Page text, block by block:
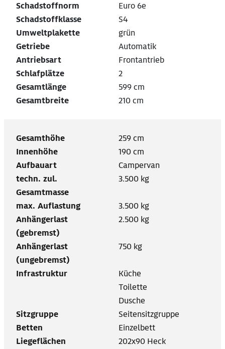
Schadstoffnorm
Euro 6e
Schadstoffklasse
S4
Umweltplakette
grün
Getriebe
Automatik
Antriebsart
Frontantrieb
Schlafplätze
2
Gesamtlänge
599 cm
Gesamtbreite
210 cm
Gesamthöhe
259 cm
Innenhöhe
190 cm
Aufbauart
Campervan
techn. zul.
Gesamtmasse
3.500 kg
max. Auflastung
3.500 kg
Anhängerlast
(gebremst)
2.500 kg
Anhängerlast
(ungebremst)
750 kg
Infrastruktur
Küche
Toilette
Dusche
Sitzgruppe
Seitensitzgruppe
Betten
Einzelbett
Liegeflächen
202x90 Heck